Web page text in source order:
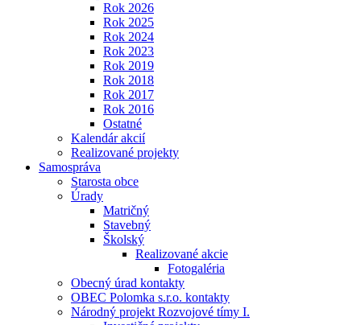
Rok 2026
Rok 2025
Rok 2024
Rok 2023
Rok 2019
Rok 2018
Rok 2017
Rok 2016
Ostatné
Kalendár akcií
Realizované projekty
Samospráva
Starosta obce
Úrady
Matričný
Stavebný
Školský
Realizované akcie
Fotogaléria
Obecný úrad kontakty
OBEC Polomka s.r.o. kontakty
Národný projekt Rozvojové tímy I.